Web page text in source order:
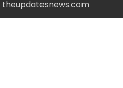
theupdatesnews.com